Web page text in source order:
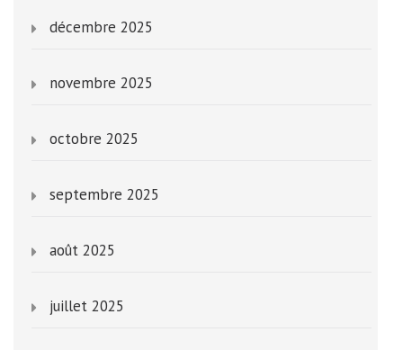
décembre 2025
novembre 2025
octobre 2025
septembre 2025
août 2025
juillet 2025